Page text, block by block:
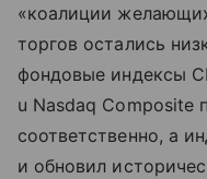
«коалиции
торгов остались
фондовые индексы
u Nasdaq Composite
соответственно, а
и обновил